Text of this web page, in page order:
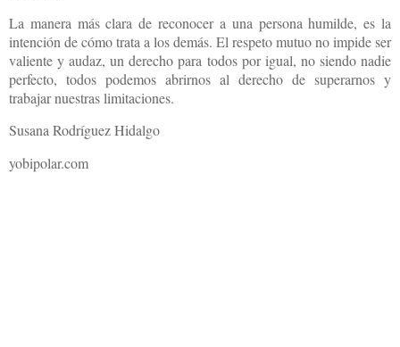
La manera más clara de reconocer a una persona humilde, es la
intención de cómo trata a los demás. El respeto mutuo no impide ser
valiente y audaz, un derecho para todos por igual, no siendo nadie
perfecto, todos podemos abrirnos al derecho de superarnos y
trabajar nuestras limitaciones.
Susana Rodríguez Hidalgo
yobipolar.com